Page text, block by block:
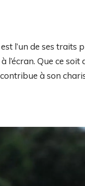
l’un de ses traits
Que ce soit
à son